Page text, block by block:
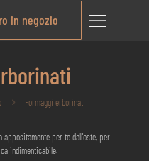
in negozio
Formaggi erborinati
appositamente per te dall'oste, per
indimenticabile.